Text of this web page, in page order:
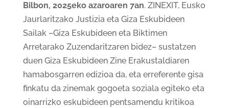
Bilbon, 2025eko azaroaren 7an. ZINEXIT, Eusko
Jaurlaritzako Justizia eta Giza Eskubideen
Sailak –Giza Eskubideen eta Biktimen
Arretarako Zuzendaritzaren bidez– sustatzen
duen Giza Eskubideen Zine Erakustaldiaren
hamabosgarren edizioa da, eta erreferente gisa
finkatu da zinemak gogoeta soziala egiteko eta
oinarrizko eskubideen pentsamendu kritikoa